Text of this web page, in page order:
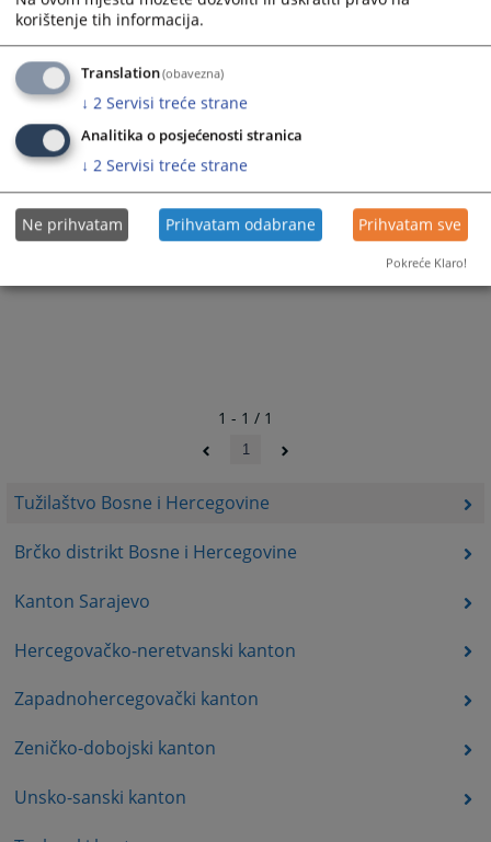
Tužilaštvo Bosne i Hercegovine
Brčko distrikt Bosne i Hercegovine
Kanton Sarajevo
Hercegovačko-neretvanski kanton
Zapadnohercegovački kanton
Zeničko-dobojski kanton
Unsko-sanski kanton
1 - 1 / 1
1
korištenje tih informacija.
Translation(obavezna)
↓ 2 Servisi treće strane
Analitika o posjećenosti stranica
↓ 2 Servisi treće strane
Ne prihvatam Prihvatam odabrane Prihvatam sve
Pokreće Klaro!